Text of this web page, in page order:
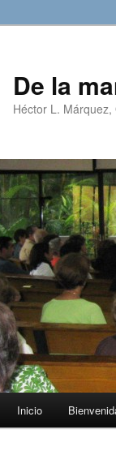
De la
Héctor L. Márquez,
Inicio